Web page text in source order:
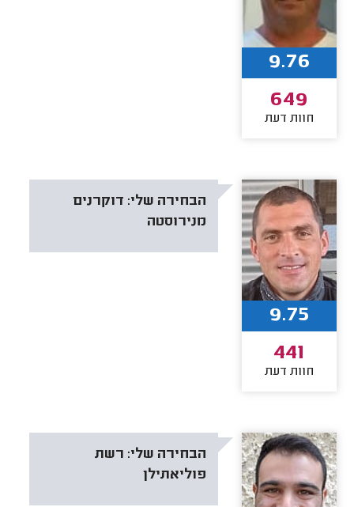
9.76
649
חוות דעת
הבחירה שלי: דוקרנים
מנירוסטה
9.75
441
חוות דעת
הבחירה שלי: רשת
פוליאתילן